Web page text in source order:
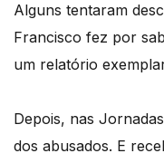
Alguns tentaram
Francisco fez por
um relatório
Depois, nas
dos abusados. E